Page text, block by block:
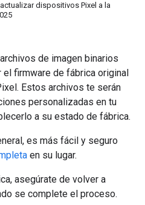
dispositivos Pixel a la
de imagen binarios
firmware de fábrica original
Estos archivos te serán
personalizadas en tu
a su estado de fábrica.
es más fácil y seguro
en su lugar.
asegúrate de volver a
se complete el proceso.